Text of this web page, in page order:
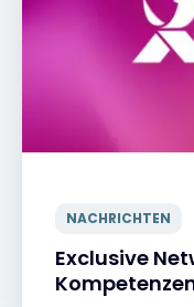
NACHRICHTEN
Exclusive